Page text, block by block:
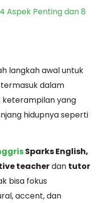
Aspek Penting dan 8
langkah awal untuk
dalam
yang
hidupnya seperti
Sparks English,
teacherdan tutor
bisa fokus
accent, dan